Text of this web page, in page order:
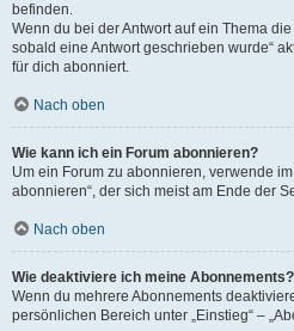
befinden.
Wenn du bei der Antwort auf ein Thema
sobald eine Antwort geschrieben wurde“
für dich abonniert.
Nach oben
Wie kann ich ein Forum abonnieren?
Um ein Forum zu abonnieren, verwende
abonnieren“, der sich meist am Ende der
Nach oben
Wie deaktiviere ich meine Abonnements?
Wenn du mehrere Abonnements
persönlichen Bereich unter „Einstieg“ –